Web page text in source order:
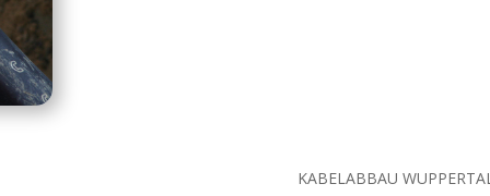
KABELABBAU WUPPERTAL